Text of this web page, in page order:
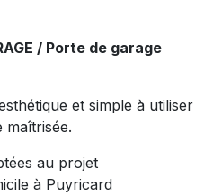
/ Porte de garage
et simple à utiliser
maîtrisée.
au projet
à Puyricard